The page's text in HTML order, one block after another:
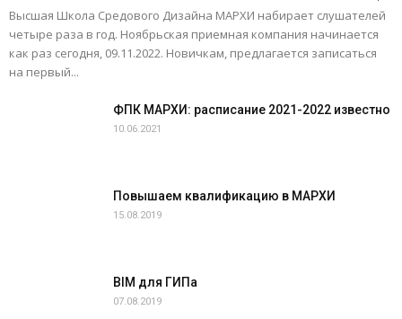
Высшая Школа Средового Дизайна МАРХИ набирает слушателей
четыре раза в год. Ноябрьская приемная компания начинается
как раз сегодня, 09.11.2022. Новичкам, предлагается записаться
на первый...
ФПК МАРХИ: расписание 2021-2022 известно
10.06.2021
Повышаем квалификацию в МАРХИ
15.08.2019
BIM для ГИПа
07.08.2019